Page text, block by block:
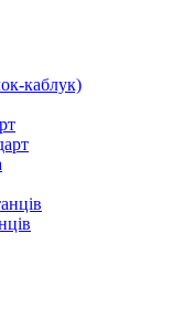
каблук)